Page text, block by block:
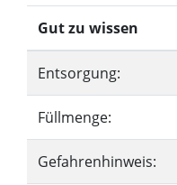
Gut zu wissen
Entsorgung:
Füllmenge:
Gefahrenhinweis: